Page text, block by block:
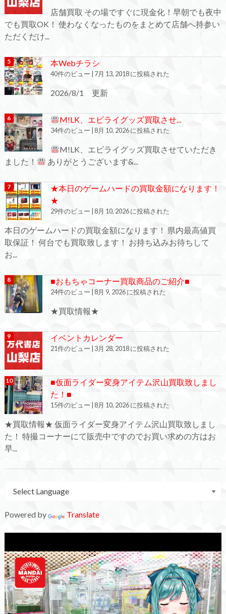
店舗買取 その場ですぐに現金化！早朝でも夜中
でも買取OK！ 使わなくなったものをまとめて店舗へ持参い
ただくだけ...
本Webチラシ
40件のビュー 7月 13, 2018 に投稿された
2026/8/1 更新
M!LK、エビライグッズ買取させ...
34件のビュー 8月 10, 2026 に投稿された
M!LK、エビライグッズ買取させていただき
ました！
ありがとうございます&...
★本日のゲームハードの買取金額になります！
★
29件のビュー 8月 10, 2026 に投稿された
本日のゲームハードの買取金額になります！ 県内最高値買
取保証！ 何台でも買取致します！ お持ち込みお待ちして
お...
■おもちゃコーナー買取商品のご紹介■
24件のビュー 8月 9, 2026 に投稿された
★買取情報★
イベントカレンダー
21件のビュー 3月 28, 2018 に投稿された
■仮面ライダー変身アイテム沢山買取致しまし
た！■
15件のビュー 8月 10, 2026 に投稿された
★買取情報★ 仮面ライダー変身アイテム沢山買取致しまし
た！ 特撮コーナーにて販売中ですのでお買い求めの方はお
早...
Powered by Translate